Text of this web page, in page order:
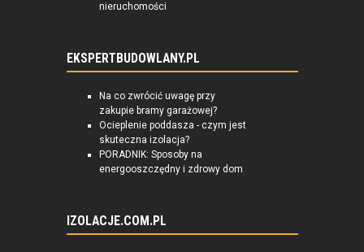
nieruchomości
EKSPERTBUDOWLANY.PL
Na co zwrócić uwagę przy
zakupie bramy garażowej?
Ocieplenie poddasza - czym jest
skuteczna izolacja?
PORADNIK: Sposoby na
energooszczędny i zdrowy dom
IZOLACJE.COM.PL